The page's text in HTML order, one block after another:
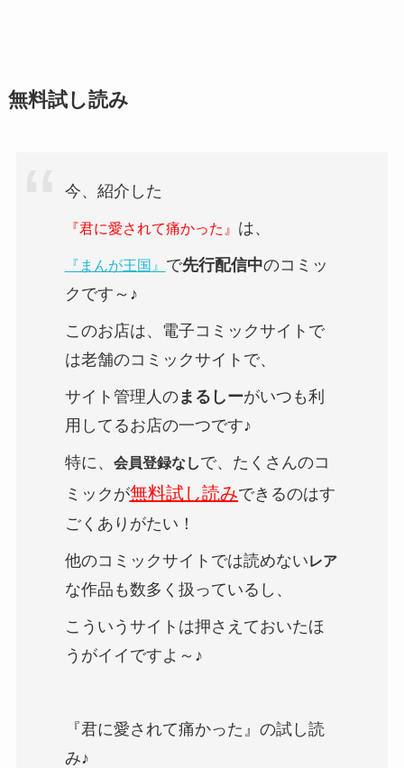
無料試し読み
今、紹介した
『君に愛されて痛かった』 は、
『まんが王国』 で先行配信中のコミッ
クです～♪
このお店は、電子コミックサイトで
は老舗のコミックサイトで、
サイト管理人のまるしーがいつも利
用してるお店の一つです♪
特に、 会員登録なしで、たくさんのコ
ミックが無料試し読みできるのはす
ごくありがたい！
他のコミックサイトでは読めないレア
な作品も数多く扱っているし、
こういうサイトは押さえておいたほ
うがイイですよ～♪
『君に愛されて痛かった』の試し読
み♪